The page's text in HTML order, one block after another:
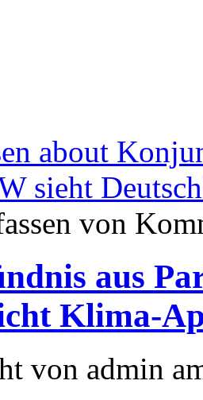
about
sieht
von
aus
Klima-
von admin